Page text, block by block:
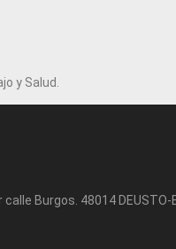
y Salud.
Burgos. 48014 DEUSTO-